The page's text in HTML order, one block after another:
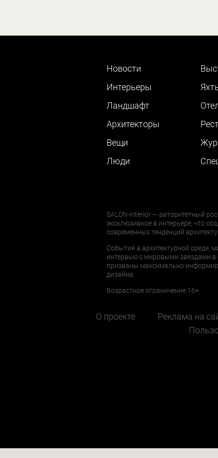
Новости
Интерьеры
Ландшафт
Архитекторы
Вещи
Люди
SALON-interior — авторитетный
эксклюзивное в интерьере, что
современных тенденций
События в архитектурной среде,
интервью с мировыми звездами
призваны максимально
дизайна.
Возрастное ограничение 16+
О проекте Реклама на